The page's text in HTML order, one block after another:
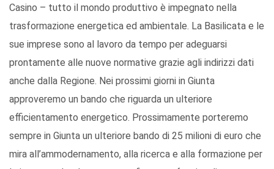
Casino – tutto il mondo produttivo è impegnato nella
trasformazione energetica ed ambientale. La Basilicata e le
sue imprese sono al lavoro da tempo per adeguarsi
prontamente alle nuove normative grazie agli indirizzi dati
anche dalla Regione. Nei prossimi giorni in Giunta
approveremo un bando che riguarda un ulteriore
efficientamento energetico. Prossimamente porteremo
sempre in Giunta un ulteriore bando di 25 milioni di euro che
mira all’ammodernamento, alla ricerca e alla formazione per